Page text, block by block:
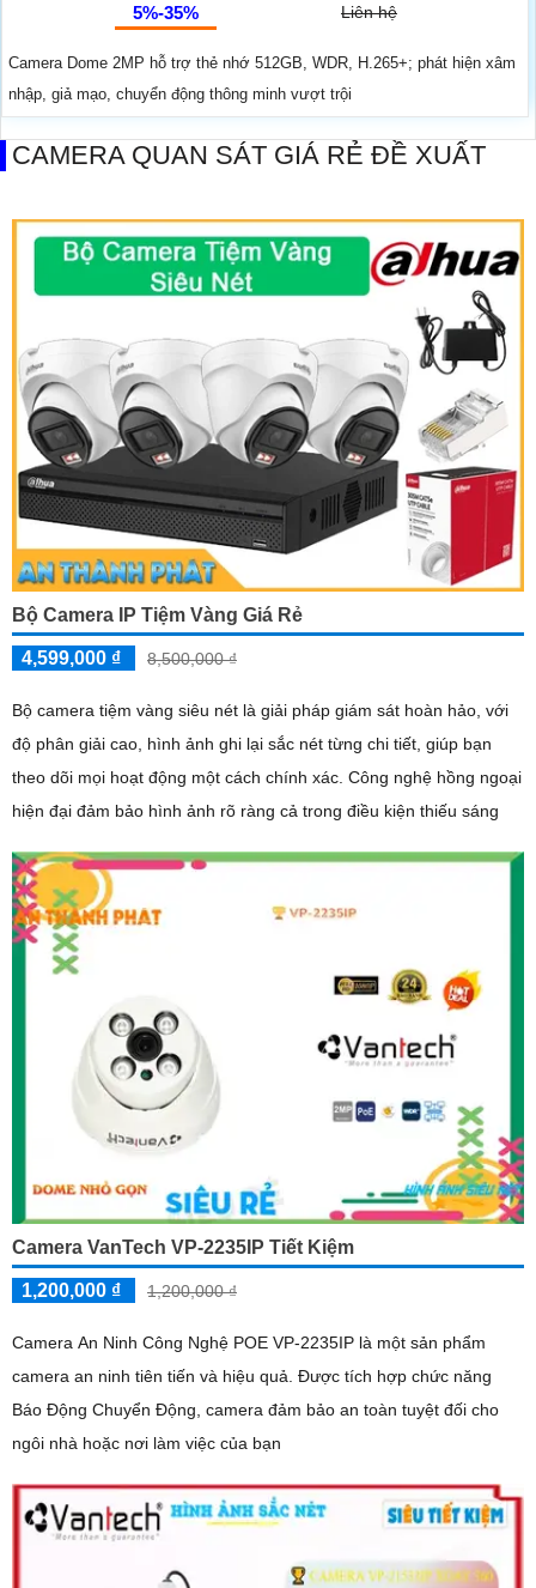
5%-35% Liên hệ
Camera Dome 2MP hỗ trợ thẻ nhớ 512GB, WDR, H.265+; phát hiện xâm
nhập, giả mạo, chuyển động thông minh vượt trội
CAMERA QUAN SÁT GIÁ RẺ ĐỀ XUẤT
Bộ Camera IP Tiệm Vàng Giá Rẻ
4,599,000 ₫ 8,500,000 ₫
Bộ camera tiệm vàng siêu nét là giải pháp giám sát hoàn hảo, với
độ phân giải cao, hình ảnh ghi lại sắc nét từng chi tiết, giúp bạn
theo dõi mọi hoạt động một cách chính xác. Công nghệ hồng ngoại
hiện đại đảm bảo hình ảnh rõ ràng cả trong điều kiện thiếu sáng
Camera VanTech VP-2235IP Tiết Kiệm
1,200,000 ₫ 1,200,000 ₫
Camera An Ninh Công Nghệ POE VP-2235IP là một sản phẩm
camera an ninh tiên tiến và hiệu quả. Được tích hợp chức năng
Báo Động Chuyển Động, camera đảm bảo an toàn tuyệt đối cho
ngôi nhà hoặc nơi làm việc của bạn